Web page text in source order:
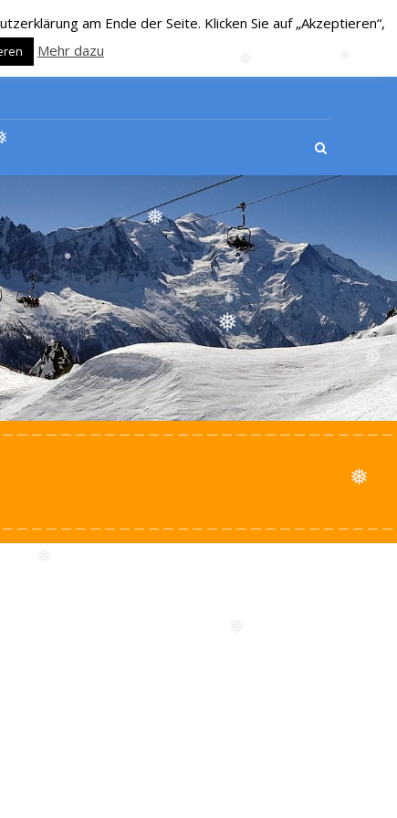
❅
❅
❅
❅
❅
❅
am Ende der Seite. Klicken Sie auf „Akzeptieren“,
Mehr dazu